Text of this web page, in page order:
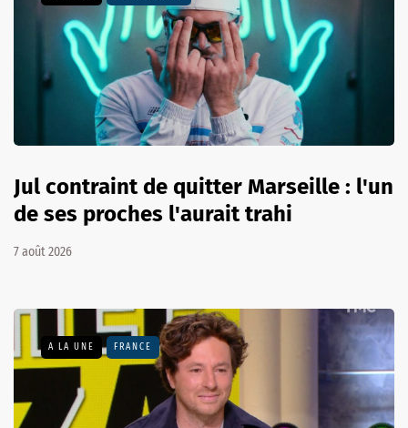
Jul contraint de quitter Marseille : l'un
de ses proches l'aurait trahi
7 août 2026
A LA UNE FRANCE